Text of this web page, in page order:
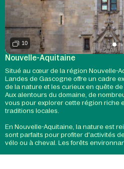
10
Nouvelle-Aquitaine
Situé au cœur de la région Nouvelle-
Landes de Gascogne offre un cadre
de la nature et les curieux en quête
Aux alentours du domaine, de
vous pour explorer cette région riche
traditions locales.
En Nouvelle-Aquitaine, la nature est
sont parfaits pour profiter d'activités
vélo ou à cheval. Les forêts